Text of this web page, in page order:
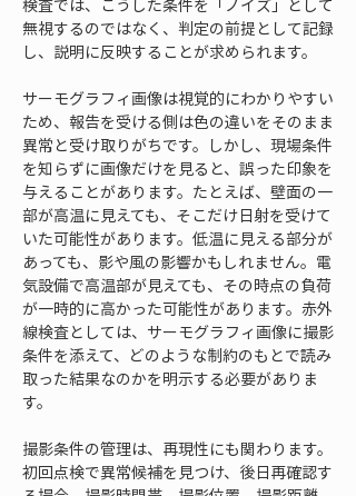
検査では、こうした条件を「ノイズ」として
無視するのではなく、判定の前提として記録
し、説明に反映することが求められます。
サーモグラフィ画像は視覚的にわかりやすい
ため、報告を受ける側は色の違いをそのまま
異常と受け取りがちです。しかし、現場条件
を知らずに画像だけを見ると、誤った印象を
与えることがあります。たとえば、壁面の一
部が高温に見えても、そこだけ日射を受けて
いた可能性があります。低温に見える部分が
あっても、影や風の影響かもしれません。電
気設備で高温部が見えても、その時点の負荷
が一時的に高かった可能性があります。赤外
線検査としては、サーモグラフィ画像に撮影
条件を添えて、どのような制約のもとで読み
取った結果なのかを明示する必要がありま
す。
撮影条件の管理は、再現性にも関わります。
初回点検で異常候補を見つけ、後日再確認す